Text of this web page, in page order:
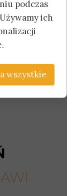
podczas
ich
wszystkie